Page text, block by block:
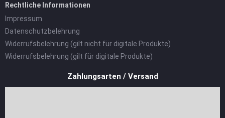
Rechtliche Informationen
Impressum
Datenschutzbelehrung
Widerrufsbelehrung (gilt nicht für digitale Produkte)
Widerrufsbelehrung (gilt für digitale Produkte)
Zahlungsarten / Versand